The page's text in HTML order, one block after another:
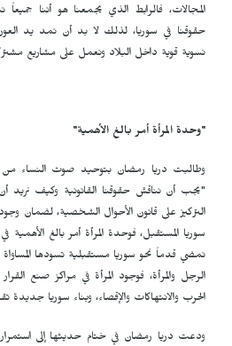
المجالات، فالرابط الذي يجمعنا هو أننا
حقوقنا في سوريا، لذلك لا بد أن نمد يد
نسوية قوية داخل البلاد ونعمل على مشاريع
"وحدة المرأة أمر بالغ الأهمية"
وطالبت دريا رمضان بتوحيد صوت النساء
"يجب أن نناقش حقوقنا القانونية وكيف نريد
التركيز على قانون الأحوال الشخصية، لضمان
سوريا المستقبل، فوحدة المرأة أمر بالغ الأهمية
نمضي قدماً نحو سوريا مستقبلية تسودها المساواة
الرجل والمرأة، فوجود المرأة في مراكز صنع
الحرب والانتهاكات والإقصاء، وبناء سوريا جديدة
ودعت دريا رمضان في ختام حديثها إلى